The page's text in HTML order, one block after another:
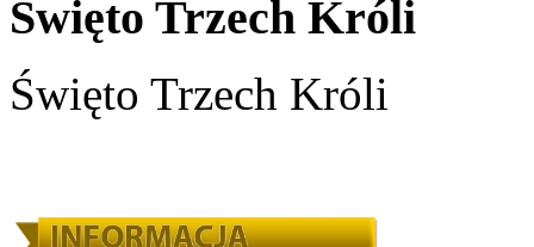
Święto Trzech Króli
Święto Trzech Króli